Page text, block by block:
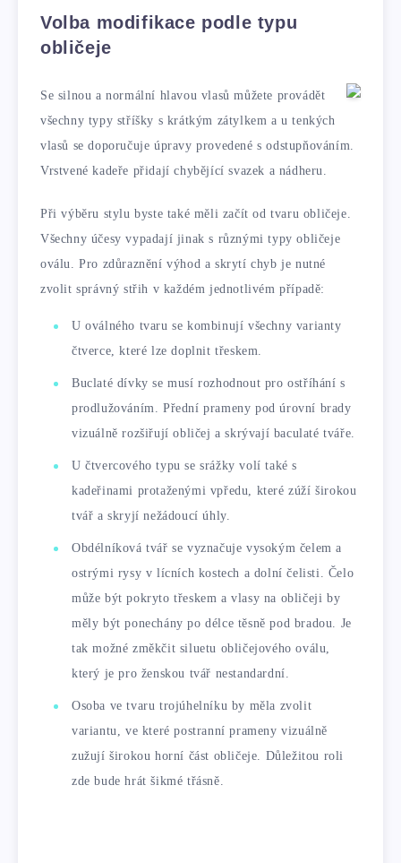
Volba modifikace podle typu
obličeje
Se silnou a normální hlavou vlasů můžete provádět
všechny typy stříšky s krátkým zátylkem a u tenkých
vlasů se doporučuje úpravy provedené s odstupňováním.
Vrstvené kadeře přidají chybějící svazek a nádheru.
Při výběru stylu byste také měli začít od tvaru obličeje.
Všechny účesy vypadají jinak s různými typy obličeje
oválu. Pro zdůraznění výhod a skrytí chyb je nutné
zvolit správný střih v každém jednotlivém případě:
U oválného tvaru se kombinují všechny varianty
čtverce, které lze doplnit třeskem.
Buclaté dívky se musí rozhodnout pro ostříhání s
prodlužováním. Přední prameny pod úrovní brady
vizuálně rozšiřují obličej a skrývají baculaté tváře.
U čtvercového typu se srážky volí také s
kadeřinami protaženými vpředu, které zúží širokou
tvář a skryjí nežádoucí úhly.
Obdélníková tvář se vyznačuje vysokým čelem a
ostrými rysy v lícních kostech a dolní čelisti. Čelo
může být pokryto třeskem a vlasy na obličeji by
měly být ponechány po délce těsně pod bradou. Je
tak možné změkčit siluetu obličejového oválu,
který je pro ženskou tvář nestandardní.
Osoba ve tvaru trojúhelníku by měla zvolit
variantu, ve které postranní prameny vizuálně
zužují širokou horní část obličeje. Důležitou roli
zde bude hrát šikmé třásně.